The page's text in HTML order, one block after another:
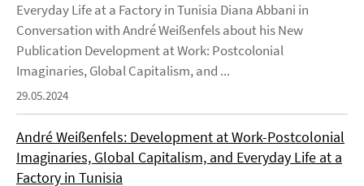
Everyday Life at a Factory in Tunisia Diana Abbani in
Conversation with André Weißenfels about his New
Publication Development at Work: Postcolonial
Imaginaries, Global Capitalism, and ...
29.05.2024
André Weißenfels: Development at Work-Postcolonial
Imaginaries, Global Capitalism, and Everyday Life at a
Factory in Tunisia